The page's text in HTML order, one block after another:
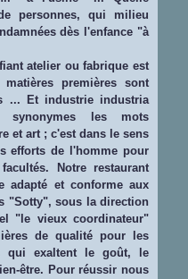
personnes, qui milieu
dès l'enfance "à
atelier ou fabrique est
premières sont
... Et industrie industria
les mots
et art ; c'est dans le sens
efforts de l'homme pour
Notre restaurant
adapté et conforme aux
"Sotty", sous la direction
"le vieux coordinateur"
de qualité pour les
qui exaltent le goût, le
être. Pour réussir nous